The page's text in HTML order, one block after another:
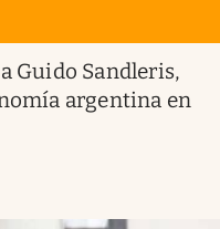
Guido Sandleris,
argentina en